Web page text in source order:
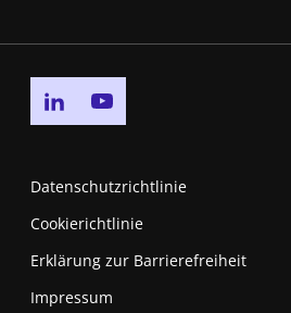
Go to linkedin page
Datenschutzrichtlinie
Cookierichtlinie
Erklärung zur Barrierefreiheit
Impressum